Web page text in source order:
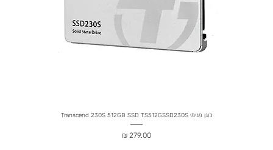
כונן פנימי Transcend 230S 512GB SSD TS512GSSD230S
מחיר